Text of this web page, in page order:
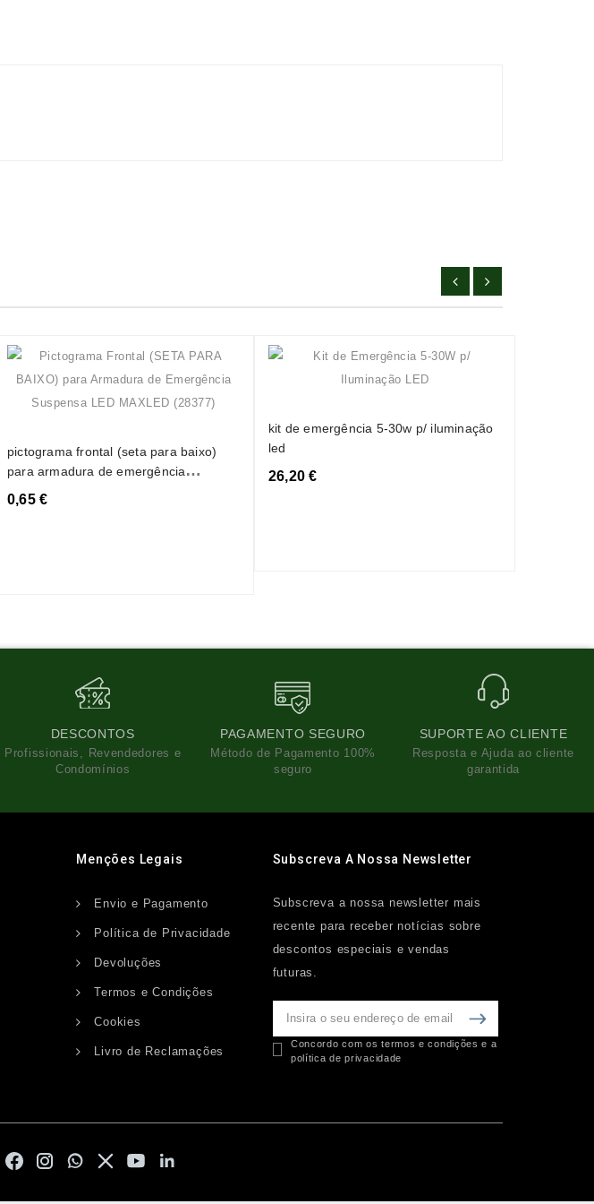
pictograma frontal (seta para baixo)
para armadura de emergência
suspensa led maxled (28377)
0,65 €
kit de emergência 5-30w p/ iluminação
led
26,20 €
DESCONTOS
Profissionais, Revendedores e
Condomínios
PAGAMENTO SEGURO
Método de Pagamento 100%
seguro
SUPORTE AO CLIENTE
Resposta e Ajuda ao cliente
garantida
Menções Legais
Envio e Pagamento
Política de Privacidade
Devoluções
Termos e Condições
Cookies
Livro de Reclamações
Subscreva A Nossa Newsletter
Subscreva a nossa newsletter mais
recente para receber notícias sobre
descontos especiais e vendas
futuras.
Concordo com os termos e condições e a
política de privacidade